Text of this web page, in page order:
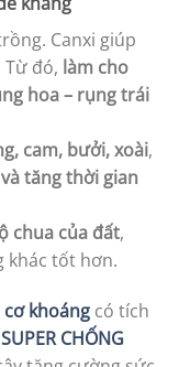
Canxi giúp
đó, làm cho
hoa – rụng trái
cam, bưởi, xoài,
tăng thời gian
chua của đất,
khác tốt hơn.
cơ khoáng có tích
SUPER CHỐNG